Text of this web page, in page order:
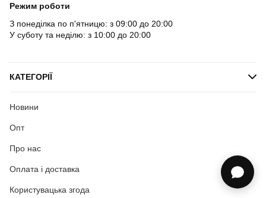
Режим роботи
З понеділка по п'ятницю: з 09:00 до 20:00
У суботу та неділю: з 10:00 до 20:00
КАТЕГОРІЇ
Новини
Опт
Про нас
Оплата і доставка
Користувацька згода